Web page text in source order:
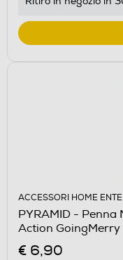
ACCESSORI HOME
PYRAMID - Penna
Action GoingMerry
€ 6,90